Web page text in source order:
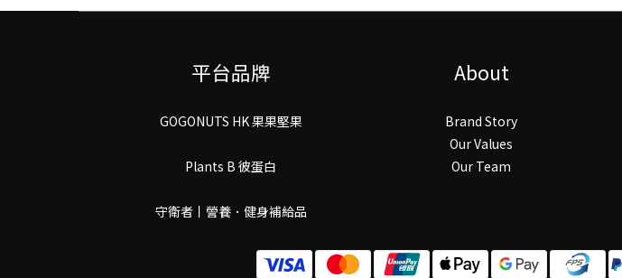
平台品牌
GOGONUTS HK 果果堅果
Plants B 彼蛋白
守衛者丨謍養．健身補給品
About
Brand Story
Our Values
Our Team